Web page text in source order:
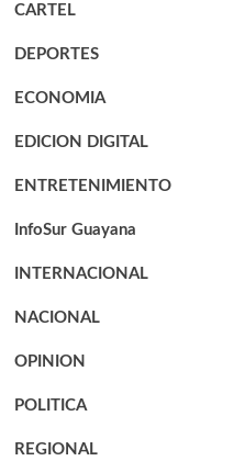
CARTEL
DEPORTES
ECONOMIA
EDICION DIGITAL
ENTRETENIMIENTO
InfoSur Guayana
INTERNACIONAL
NACIONAL
OPINION
POLITICA
REGIONAL